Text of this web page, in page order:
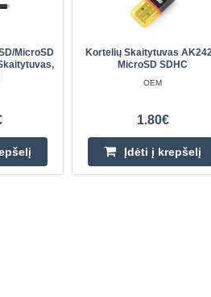
microSD
Kortelių Skaitytuvas
MicroSD SDHC
OEM
1.80€
Įdėti į krepšelį